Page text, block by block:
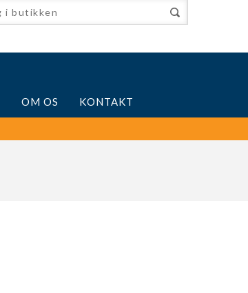
OM OS KONTAKT